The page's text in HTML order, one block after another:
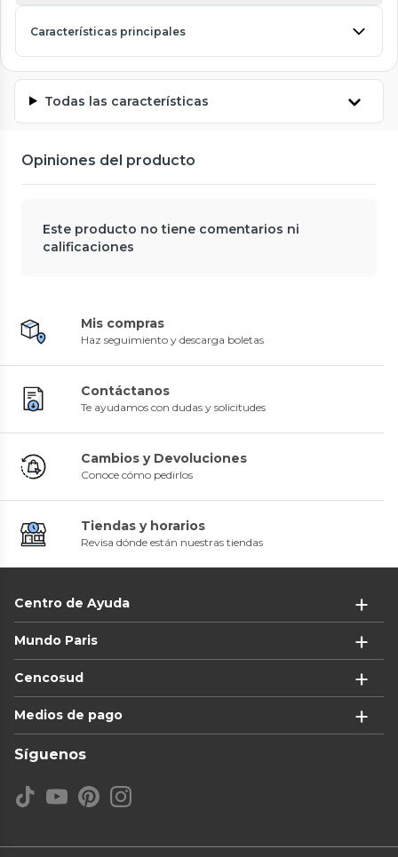
Características principales
Todas las características
Opiniones del producto
Este producto no tiene comentarios ni
calificaciones
Mis compras
Haz seguimiento y descarga boletas
Contáctanos
Te ayudamos con dudas y solicitudes
Cambios y Devoluciones
Conoce cómo pedirlos
Tiendas y horarios
Revisa dónde están nuestras tiendas
Centro de Ayuda
Mundo Paris
Cencosud
Medios de pago
Síguenos